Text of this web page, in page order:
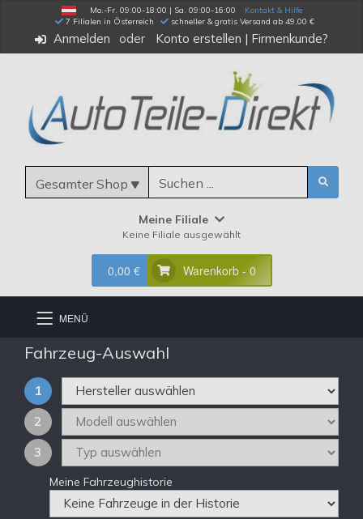
Mo.-Fr. 09:00-18:00 | Sa. 09:00-16:00
Kontakt & Hilfe
7 Filialen in Österreich
schneller & gratis Versand ab 49,00 €
Anmelden Konto erstellen | Firmenkunde?
Gesamter Shop
Meine Filiale
Keine Filiale ausgewählt
0,00 € Warenkorb - 0
MENÜ
Fahrzeug-Auswahl
1
2
3
Meine Fahrzeughistorie